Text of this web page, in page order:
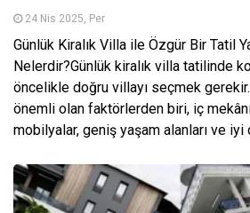
24 Nis 2025, Per
Günlük Kiralık Villa ile Özgür Bir Tatil
Nelerdir?Günlük kiralık villa tatilinde
öncelikle doğru villayı seçmek
önemli olan faktörlerden biri, iç
mobilyalar, geniş yaşam alanları ve iyi